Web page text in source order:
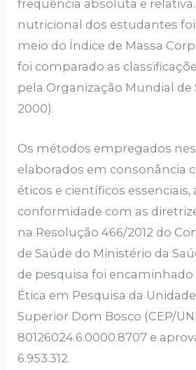
frequência absoluta e
nutricional dos estudantes
meio do Índice de Massa
foi comparado as
pela Organização Mundial de
2000).
Os métodos empregados
elaborados em consonância
éticos e científicos
conformidade com as
na Resolução 466/2012 do
de Saúde do Ministério da
de pesquisa foi encaminhado
Ética em Pesquisa da
Superior Dom Bosco (CEP/
80126024.6.0000.8707 e
6.953.312.